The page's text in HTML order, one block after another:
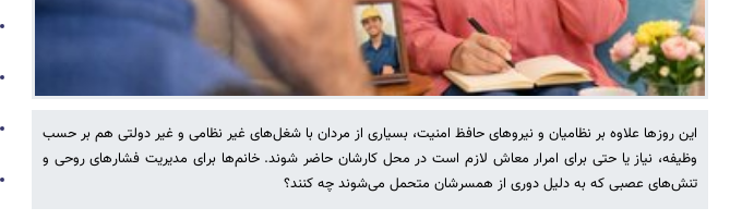
این روزها علاوه بر نظامیان و نیروهای حافظ امنیت، بسیاری از مردان با شغل‌های غیر نظامی و غیر دولتی هم بر حسب
وظیفه، نیاز یا حتی برای امرار معاش لازم است در محل کارشان حاضر شوند. خانم‌ها برای مدیریت فشارهای روحی و
تنش‌های عصبی که به دلیل دوری از همسرشان متحمل می‌شوند چه کنند؟